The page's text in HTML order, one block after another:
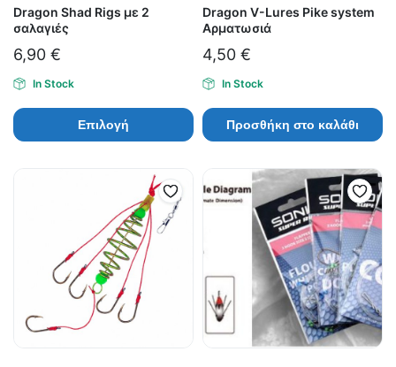
Dragon Shad Rigs με 2
σαλαγιές
6,90 €
In Stock
Επιλογή
Dragon V-Lures Pike system
Αρματωσιά
4,50 €
In Stock
Προσθήκη στο καλάθι